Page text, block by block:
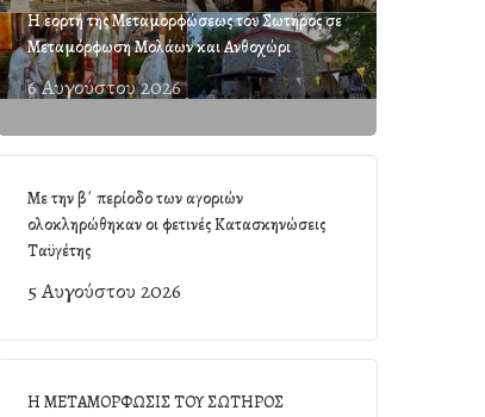
Η εορτή της Μεταμορφώσεως του Σωτήρος σε
Μεταμόρφωση Μολάων και Ανθοχώρι
6 Αυγούστου 2026
Με την β΄ περίοδο των αγοριών
ολοκληρώθηκαν οι φετινές Κατασκηνώσεις
Ταϋγέτης
5 Αυγούστου 2026
Η ΜΕΤΑΜΟΡΦΩΣΙΣ ΤΟΥ ΣΩΤΗΡΟΣ